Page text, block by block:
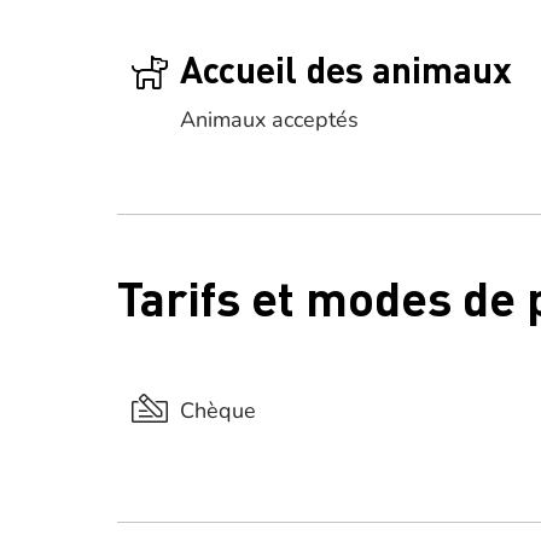
Accueil des animaux
Animaux acceptés
Tarifs et modes de
Chèque